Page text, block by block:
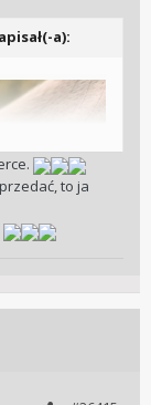
a):
to ja